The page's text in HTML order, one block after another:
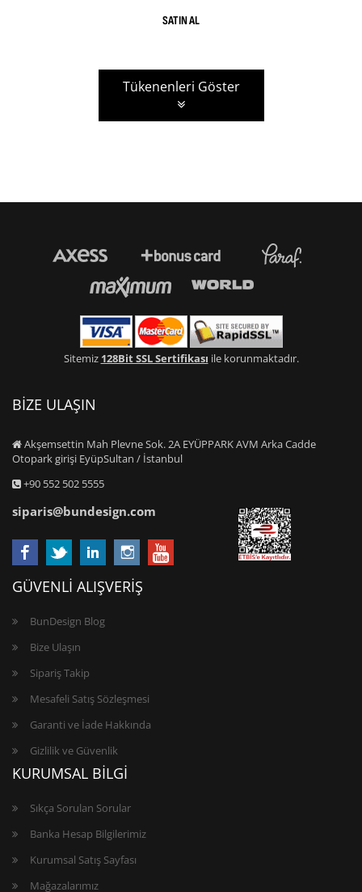
Tükenenleri Göster
Sitemiz 128Bit SSL Sertifikası ile korunmaktadır.
BİZE ULAŞIN
Akşemsettin Mah Plevne Sok. 2A EYÜPPARK AVM Arka Cadde
Otopark girişi EyüpSultan / İstanbul
+90 552 502 5555
siparis@bundesign.com
GÜVENLİ ALIŞVERİŞ
BunDesign Blog
Bize Ulaşın
Sipariş Takip
Mesafeli Satış Sözleşmesi
Garanti ve İade Hakkında
Gizlilik ve Güvenlik
KURUMSAL BİLGİ
Sıkça Sorulan Sorular
Banka Hesap Bilgilerimiz
Kurumsal Satış Sayfası
Mağazalarımız